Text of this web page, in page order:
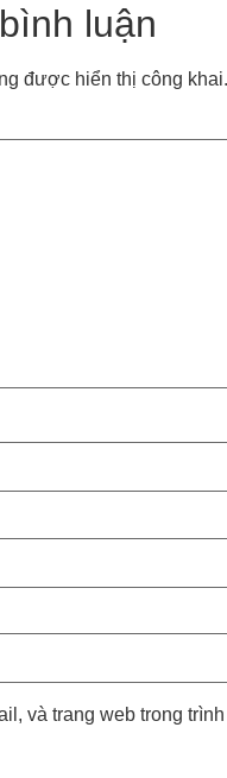
luận
được hiển thị công khai.
và trang web trong